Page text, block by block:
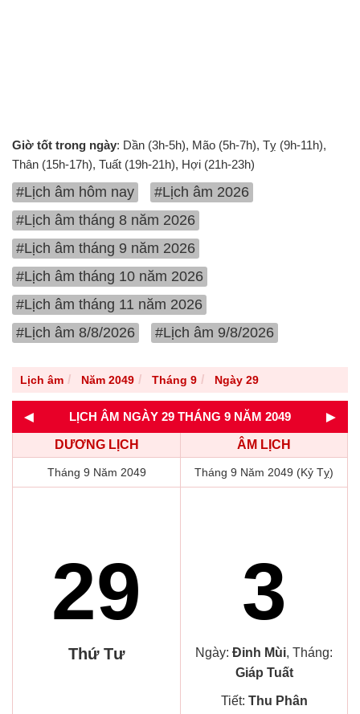
Giờ tốt trong ngày: Dần (3h-5h), Mão (5h-7h), Tỵ (9h-11h),
Thân (15h-17h), Tuất (19h-21h), Hợi (21h-23h)
#Lịch âm hôm nay
#Lịch âm 2026
#Lịch âm tháng 8 năm 2026
#Lịch âm tháng 9 năm 2026
#Lịch âm tháng 10 năm 2026
#Lịch âm tháng 11 năm 2026
#Lịch âm 8/8/2026
#Lịch âm 9/8/2026
Lịch âm Năm 2049 Tháng 9 Ngày 29
◄ LỊCH ÂM NGÀY 29 THÁNG 9 NĂM 2049 ►
DƯƠNG LỊCH ÂM LỊCH
Tháng 9 Năm 2049 Tháng 9 Năm 2049 (Kỷ Tỵ)
29
Thứ Tư
3
Ngày: Đinh Mùi, Tháng:
Giáp Tuất
Tiết: Thu Phân